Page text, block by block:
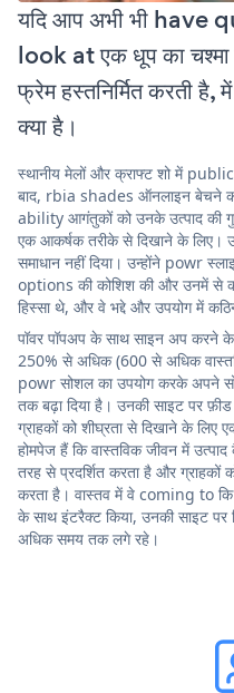
यदि आप अभी भी have
look at एक धूप का
फ्रेम हस्तनिर्मित करती
क्या है।
स्थानीय मेलों और क्राफ्ट शो में
बाद, rbia shades ऑनलाइन बेचने
ability आगंतुकों को उनके उत्पाद की
एक आकर्षक तरीके से दिखाने के लिए।
समाधान नहीं दिया। उन्होंने powr
options की कोशिश की और उनमें से
हिस्सा थे, और वे भद्दे और उपयोग में
पॉवर पॉपअप के साथ साइन अप
250% से अधिक (600 से अधिक
powr सोशल का उपयोग करके अपने
तक बढ़ा दिया है। उनकी साइट पर
ग्राहकों को शीघ्रता से दिखाने के
होमपेज हैं कि वास्तविक जीवन में
तरह से प्रदर्शित करता है और
करता है। वास्तव में वे coming to कि
के साथ इंटरैक्ट किया, उनकी साइट पर
अधिक समय तक लगे रहे।